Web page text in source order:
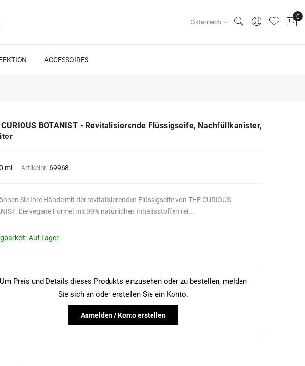
Österreich
ACCESSOIRES
CURIOUS BOTANIST - Revitalisierende Flüssigseife, Nachfüllkanister,
ml Artikelnr. 69968
Sie Ihre Hände mit der revitalisierenden Flüssigseife von THE CURIOUS
Die vegane Formel mit 99% natürlichen Inhaltsstoffen rei...
Auf Lager
Um Preis und Details dieses Produkts einzusehen oder zu bestellen, melden
Sie sich an oder erstellen Sie ein Konto.
Anmelden / Konto erstellen